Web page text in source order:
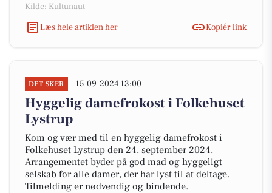
Kilde: Kultunaut
Læs hele artiklen her
Kopiér link
DET SKER 15-09-2024 13:00
Hyggelig damefrokost i Folkehuset
Lystrup
Kom og vær med til en hyggelig damefrokost i
Folkehuset Lystrup den 24. september 2024.
Arrangementet byder på god mad og hyggeligt
selskab for alle damer, der har lyst til at deltage.
Tilmelding er nødvendig og bindende.